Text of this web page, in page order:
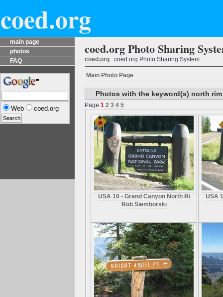
coed.org
main page
photos
FAQ
Web coed.org
coed.org Photo Sharing
coed.org : coed.org Photo Sharing System
Main Photo Page
Photos with the keyword(s) north rim
Page 1 2 3 4 5
USA 10 - Grand Canyon North Ri
Rob Siemborski
USA